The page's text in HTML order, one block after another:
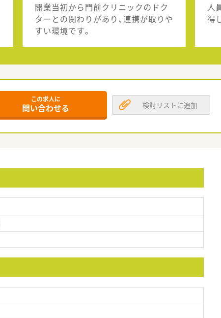
開業当初から門前クリニックのドク
ターとの関わりがあり、連携が取りや
すい環境です。
人
得
この求人に
問い合わせる 検討リストに追加